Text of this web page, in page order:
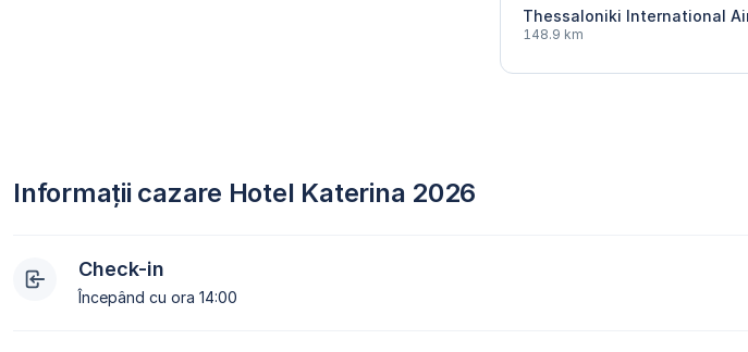
Thessaloniki International
148.9 km
Informații cazare Hotel Katerina 2026
Check-in
Începând cu ora 14:00